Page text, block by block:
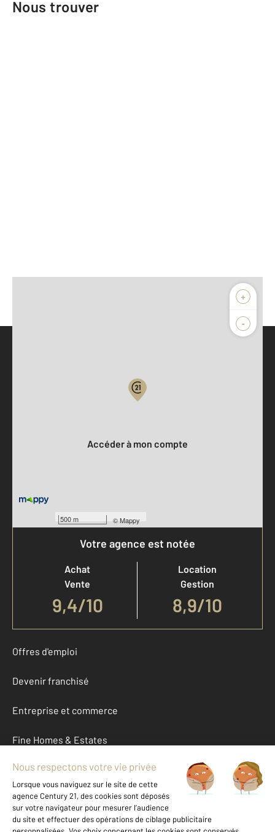
Nous trouver
+
-
500 m ©Mappy
Accéder à mon compte
Votre agence est notée
Achat
Vente
9,4/10
Location
Gestion
8,9/10
Offres d'emploi
Devenir franchisé
Entreprise et commerce
Fine Homes & Estates
À propos
International
Nous contacter